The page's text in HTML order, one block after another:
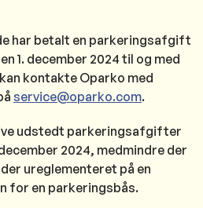
har betalt en parkeringsafgift
1. december 2024 til og med
kontakte Oparko med
service@oparko.com.
udstedt parkeringsafgifter
2024, medmindre der
ureglementeret på en
for en parkeringsbås.